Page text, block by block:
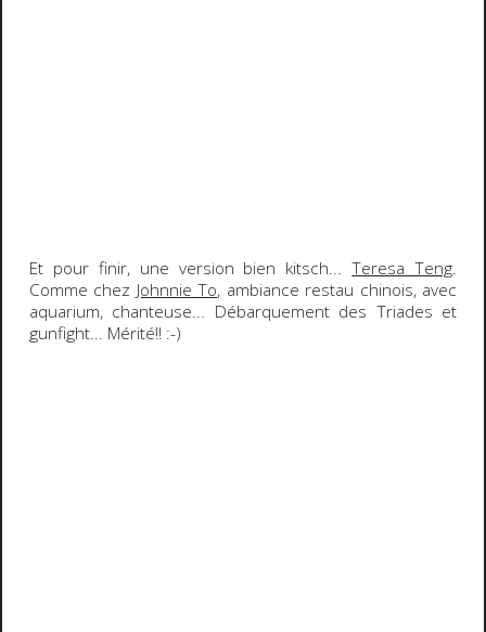
Et pour finir, une version bien kitsch...Teresa Teng.
Comme chez Johnnie To, ambiance restau chinois, avec
aquarium, chanteuse... Débarquement des Triades et
gunfight... Mérité!! :-)